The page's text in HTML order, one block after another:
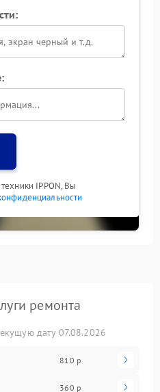
IPPON, Вы
ремонта
дату 07.08.2026
810 р
360 р